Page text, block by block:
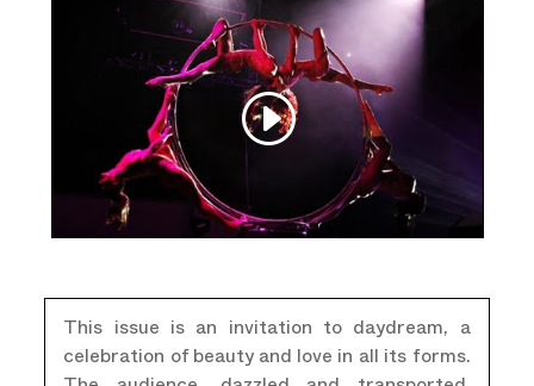
This issue is an invitation to daydream, a
celebration of beauty and love in all its forms.